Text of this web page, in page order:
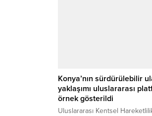
Konya’nın sürdürülebilir
yaklaşımı uluslararası
örnek gösterildi
Uluslararası Kentsel